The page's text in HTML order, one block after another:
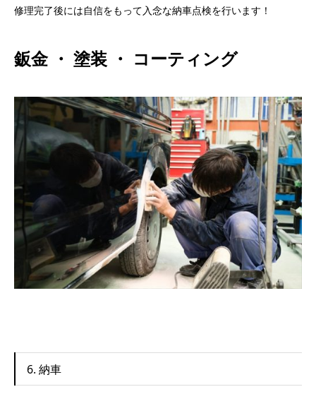
修理完了後には自信をもって入念な納車点検を行います！
鈑金・ 塗装 ・ コーティング
6. 納車